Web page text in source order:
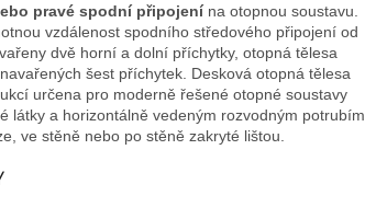
pravé spodní připojenína otopnou soustavu.
vzdálenost spodního středového připojení od
dvě horní a dolní příchytky, otopná tělesa
šest příchytek. Desková otopná tělesa
určena pro moderně řešené otopné soustavy
látky a horizontálně vedeným rozvodným potrubím
ve stěně nebo po stěně zakryté lištou.